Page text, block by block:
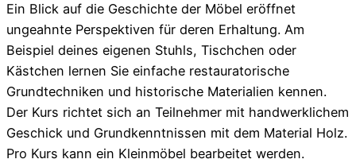
Ein Blick auf die Geschichte der Möbel eröffnet
ungeahnte Perspektiven für deren Erhaltung. Am
Beispiel deines eigenen Stuhls, Tischchen oder
Kästchen lernen Sie einfache restauratorische
Grundtechniken und historische Materialien kennen.
Der Kurs richtet sich an Teilnehmer mit handwerklichem
Geschick und Grundkenntnissen mit dem Material Holz.
Pro Kurs kann ein Kleinmöbel bearbeitet werden.